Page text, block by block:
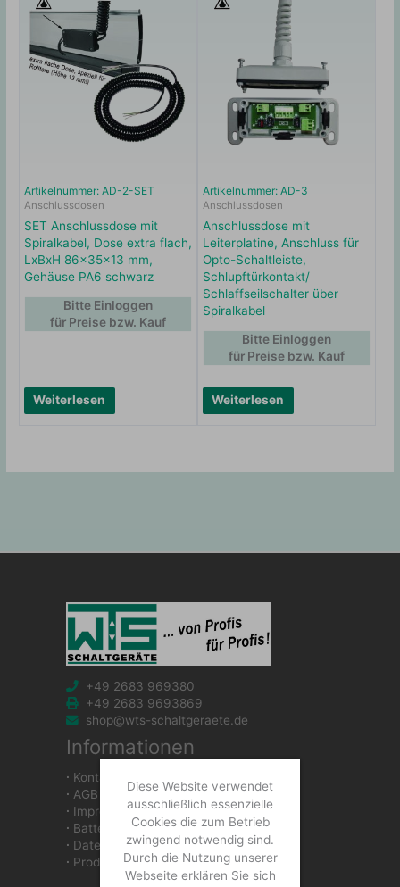
Artikelnummer: AD-2-SET
Anschlussdosen
SET Anschlussdose mit
Spiralkabel, Dose extra flach,
LxBxH 86x35x13 mm,
Gehäuse PA6 schwarz
Weiterlesen
Bitte Einloggen
für Preise bzw. Kauf
Artikelnummer: AD-3
Anschlussdosen
Anschlussdose mit
Leiterplatine, Anschluss für
Opto-Schaltleiste,
Schlupftürkontakt/
Schlaffseilschalter über
Spiralkabel
Weiterlesen
Bitte Einloggen
für Preise bzw. Kauf
+49 2683 969380
+49 2683 9693869
shop@wts-schaltgeraete.de
Informationen
∙ Kontakt
∙ AGB
∙ Impressum
∙ Batteriegesetzhinweise
∙ Datenschutzerklärung
∙ Produkte
Diese Website verwendet
ausschließlich essenzielle
Cookies die zum Betrieb
zwingend notwendig sind.
Durch die Nutzung unserer
Webseite erklären Sie sich